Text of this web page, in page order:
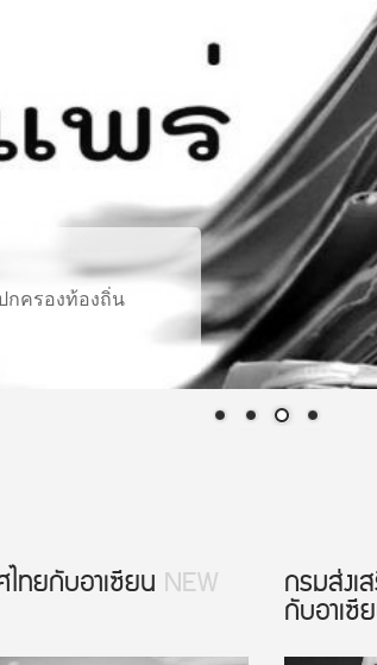
กครองท้องถิ่น
ไทยกับอาเซียน NEW กรมส่งเ
กับอาเซี